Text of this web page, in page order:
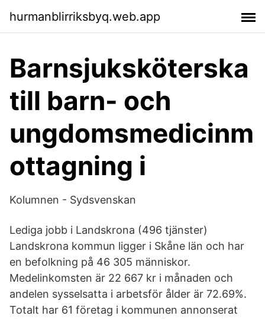
hurmanblirriksbyq.web.app
Barnsjuksköterska
till barn- och
ungdomsmedicinm
ottagning i
Kolumnen - Sydsvenskan
Lediga jobb i Landskrona (496 tjänster)
Landskrona kommun ligger i Skåne län och har
en befolkning på 46 305 människor.
Medelinkomsten är 22 667 kr i månaden och
andelen sysselsatta i arbetsför ålder är 72.69%.
Totalt har 61 företag i kommunen annonserat